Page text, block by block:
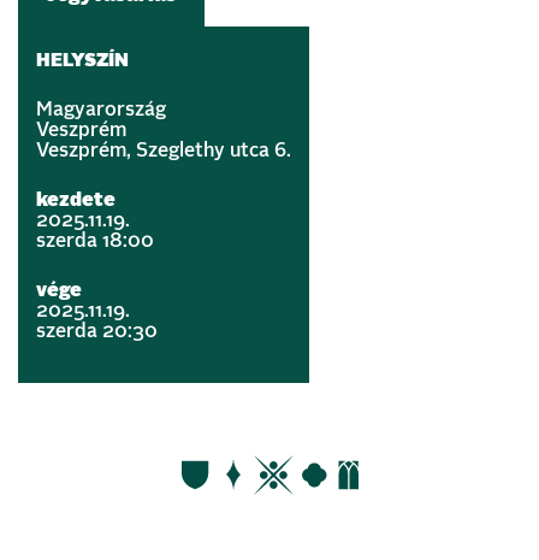
HELYSZÍN
Magyarország
Veszprém
Veszprém, Szeglethy utca 6.
kezdete
2025.11.19.
szerda 18:00
vége
2025.11.19.
szerda 20:30